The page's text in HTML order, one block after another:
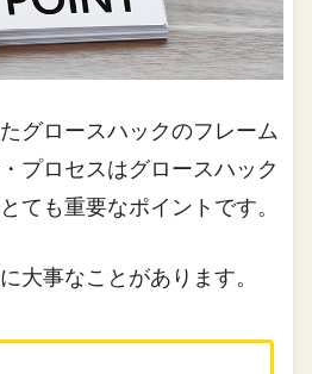
グロースハックのフレーム
プロセスはグロースハック
ても重要なポイントです。
大事なことがあります。